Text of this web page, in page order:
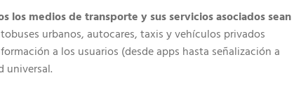
los medios de transporte y sus servicios asociados sean
urbanos, autocares, taxis y vehículos privados
a los usuarios (desde apps hasta señalización a
universal.